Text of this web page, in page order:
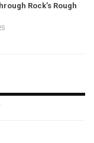
Rock’s Rough